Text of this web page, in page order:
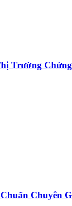
Trường
Chuyên